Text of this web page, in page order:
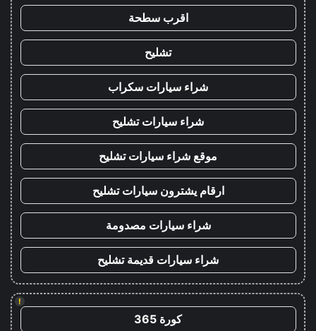
اقرب سطحة
تشليح
شراء سيارات سكراب
شراء سيارات تشليح
موقع شراء سيارات تشليح
ارقام يشترون سيارات تشليح
شراء سيارات مصدومة
شراء سيارات قديمة تشليح
!
كورة 365